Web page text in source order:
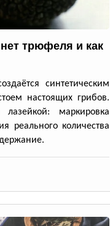
трюфеля и как
синтетическим
настоящих грибов.
лазейкой: маркировка
реального количества